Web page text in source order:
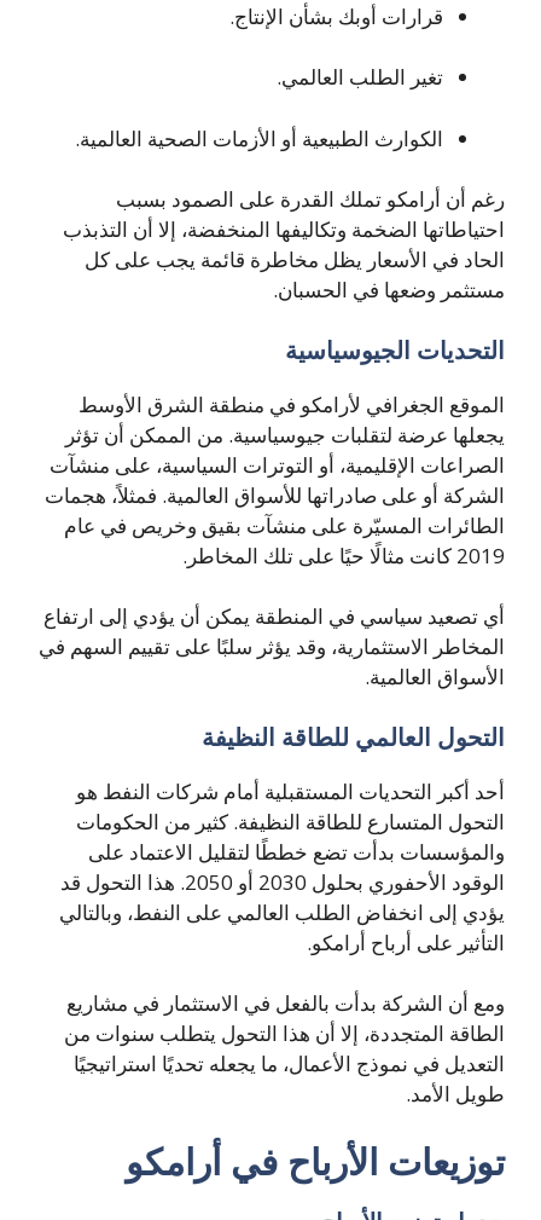
قرارات أوبك بشأن الإنتاج.
تغير الطلب العالمي.
الكوارث الطبيعية أو الأزمات الصحية العالمية.
رغم أن أرامكو تملك القدرة على الصمود بسبب
احتياطاتها الضخمة وتكاليفها المنخفضة، إلا أن التذبذب
الحاد في الأسعار يظل مخاطرة قائمة يجب على كل
مستثمر وضعها في الحسبان.
التحديات الجيوسياسية
الموقع الجغرافي لأرامكو في منطقة الشرق الأوسط
يجعلها عرضة لتقلبات جيوسياسية. من الممكن أن تؤثر
الصراعات الإقليمية، أو التوترات السياسية، على منشآت
الشركة أو على صادراتها للأسواق العالمية. فمثلاً، هجمات
الطائرات المسيّرة على منشآت بقيق وخريص في عام
2019 كانت مثالًا حيًا على تلك المخاطر.
أي تصعيد سياسي في المنطقة يمكن أن يؤدي إلى ارتفاع
المخاطر الاستثمارية، وقد يؤثر سلبًا على تقييم السهم في
الأسواق العالمية.
التحول العالمي للطاقة النظيفة
أحد أكبر التحديات المستقبلية أمام شركات النفط هو
التحول المتسارع للطاقة النظيفة. كثير من الحكومات
والمؤسسات بدأت تضع خططًا لتقليل الاعتماد على
الوقود الأحفوري بحلول 2030 أو 2050. هذا التحول قد
يؤدي إلى انخفاض الطلب العالمي على النفط، وبالتالي
التأثير على أرباح أرامكو.
ومع أن الشركة بدأت بالفعل في الاستثمار في مشاريع
الطاقة المتجددة، إلا أن هذا التحول يتطلب سنوات من
التعديل في نموذج الأعمال، ما يجعله تحديًا استراتيجيًا
طويل الأمد.
توزيعات الأرباح في أرامكو